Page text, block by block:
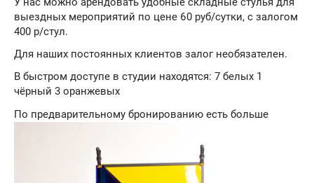
выездных мероприятий по цене 60 руб/сутки, с залогом
400 р/стул.
Для наших постоянных клиентов залог необязателен.
В быстром доступе в студии находятся: 7 белых 1
чёрный 3 оранжевых
По предварительному бронированию есть больше